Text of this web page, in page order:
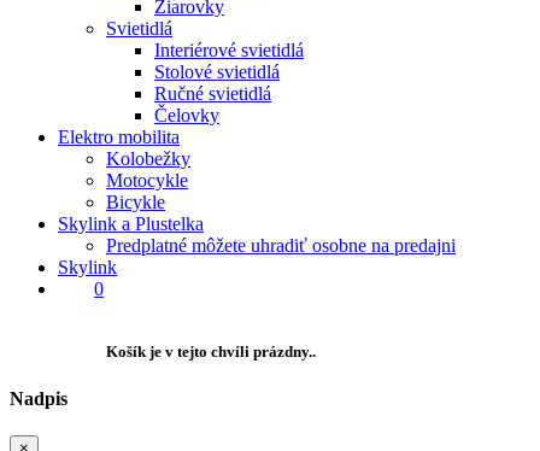
Žiarovky
Svietidlá
Interiérové svietidlá
Stolové svietidlá
Ručné svietidlá
Čelovky
Elektro mobilita
Kolobežky
Motocykle
Bicykle
Skylink a Plustelka
Predplatné môžete uhradiť osobne na predajni
Skylink
0
Košík je v tejto chvíli prázdny..
Nadpis